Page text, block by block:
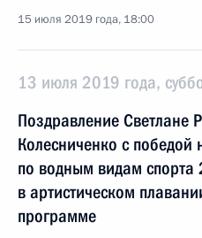
15 июля 2019 года, 18:00
13 июля 2019 года,
Поздравление Светлане
Колесниченко с
по водным видам спорта
в артистическом
программе